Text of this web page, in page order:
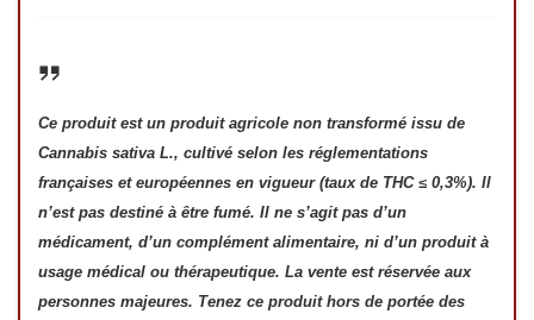
Ce produit est un produit agricole non transformé issu de
Cannabis sativa L., cultivé selon les réglementations
françaises et européennes en vigueur (taux de THC ≤ 0,3%). Il
n’est pas destiné à être fumé. Il ne s’agit pas d’un
médicament, d’un complément alimentaire, ni d’un produit à
usage médical ou thérapeutique. La vente est réservée aux
personnes majeures. Tenez ce produit hors de portée des